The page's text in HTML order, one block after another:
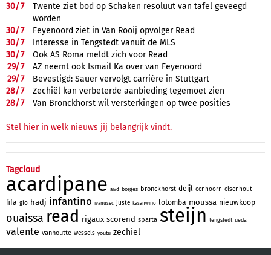
30/7
Twente ziet bod op Schaken resoluut van tafel geveegd
worden
30/7
Feyenoord ziet in Van Rooij opvolger Read
30/7
Interesse in Tengstedt vanuit de MLS
30/7
Ook AS Roma meldt zich voor Read
29/7
AZ neemt ook Ismail Ka over van Feyenoord
29/7
Bevestigd: Sauer vervolgt carrière in Stuttgart
28/7
Zechiël kan verbeterde aanbieding tegemoet zien
28/7 Van Bronckhorst wil versterkingen op twee posities
Stel hier in welk nieuws jij belangrijk vindt.
Tagcloud
acardipane aivd borges bronckhorst deijl eenhoorn elsenhout
fifa gio hadj infantino ivanusec juste kasanwirjo lotomba moussa nieuwkoop
ouaissa read rigaux scorend sparta steijn tengstedt ueda
valente vanhoutte wessels youtu zechiel